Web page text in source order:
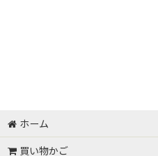
ホーム
買い物かご